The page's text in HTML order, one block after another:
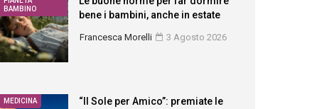
BAMBINO
bene i bambini, anche in estate
Francesca Morelli 3 Agosto 2026
MEDICINA
“Il Sole per Amico”: premiate le